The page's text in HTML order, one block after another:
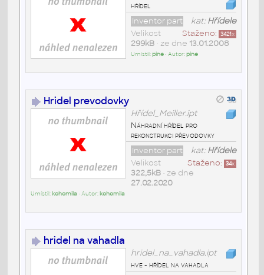
hřídel
kat:Hřídele
Inventor part
Staženo: 3421x
Velikost
299kB• ze dne 13.01.2008
Umístil:pine• Autor:pine
Hridel prevodovky
Hřídel_Meiller.ipt
Náhradní hřídel pro
rekonstrukci převodovky
kat:Hřídele
Inventor part
Staženo: 34x
Velikost
322,5kB• ze dne
27.02.2020
Umístil: kohomila • Autor: kohomila
hridel na vahadla
hridel_na_vahadla.ipt
hve - hřídel na vahadla